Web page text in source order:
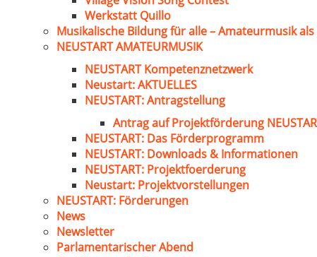
Werkstatt Quillo
Musikalische Bildung für alle – Amateurmusik
NEUSTART AMATEURMUSIK
NEUSTART Kompetenznetzwerk
Neustart: AKTUELLES
NEUSTART: Antragstellung
Antrag auf Projektförderung
NEUSTART: Das Förderprogramm
NEUSTART: Downloads & Informationen
NEUSTART: Projektfoerderung
Neustart: Projektvorstellungen
NEUSTART: Förderungen
News
Newsletter
Parlamentarischer Abend